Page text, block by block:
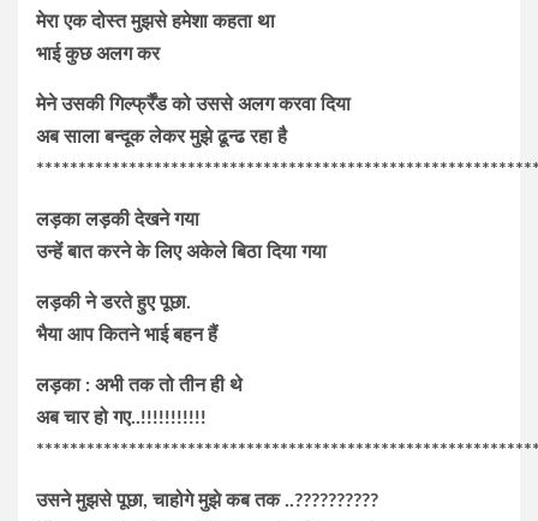
मेरा एक दोस्त मुझसे हमेशा कहता था
भाई कुछ अलग कर
मेने उसकी गिर्ल्फ्रैंड को उससे अलग करवा दिया
अब साला बन्दूक लेकर मुझे ढून्ढ रहा है
लड़का लड़की देखने गया
उन्हें बात करने के लिए अकेले बिठा दिया गया
लड़की ने डरते हुए पूछा.
भैया आप कितने भाई बहन हैं
लड़का : अभी तक तो तीन ही थे
अब चार हो गए..!!!!!!!!!!!
उसने मुझसे पूछा, चाहोगे मुझे कब तक ..??????????